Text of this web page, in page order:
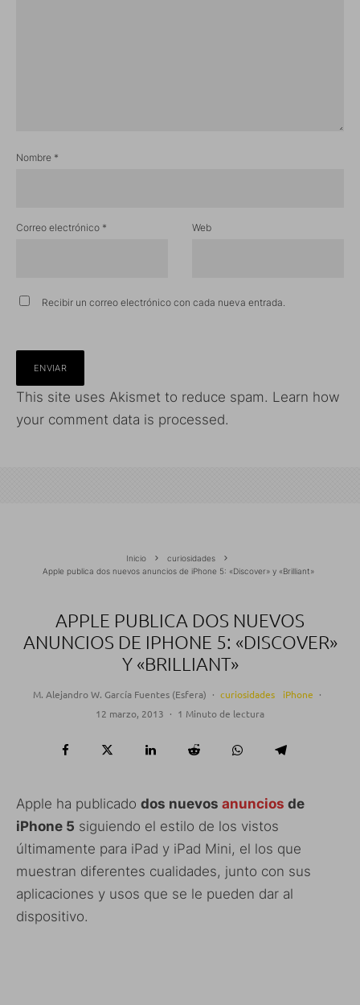
Nombre *
Correo electrónico * Web
Recibir un correo electrónico con cada nueva entrada.
This site uses Akismet to reduce spam. Learn how
your comment data is processed.
Inicio
curiosidades
Apple publica dos nuevos anuncios de iPhone 5: «Discover» y «Brilliant»
APPLE PUBLICA DOS NUEVOS
ANUNCIOS DE IPHONE 5: «DISCOVER»
Y «BRILLIANT»
M. Alejandro W. García Fuentes (Esfera) · curiosidades iPhone ·
12 marzo, 2013 · 1 Minuto de lectura
Apple ha publicado dos nuevos anuncios de
iPhone 5 siguiendo el estilo de los vistos
últimamente para iPad y iPad Mini, el los que
muestran diferentes cualidades, junto con sus
aplicaciones y usos que se le pueden dar al
dispositivo.